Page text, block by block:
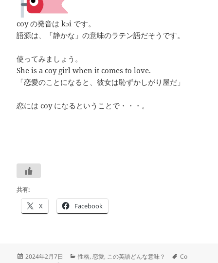
coy の発音は kɔi です。
語源は、「静かな」の意味のラテン語だそうです。
使ってみましょう。
She is a coy girl when it comes to love.
「恋愛のことになると、彼女は恥ずかしがり屋だ」
恋には coy になるということで・・・。
共有:
X Facebook
投
2024年2月7日
カ
性格,恋愛, この英語どんな意味？
タ
Co